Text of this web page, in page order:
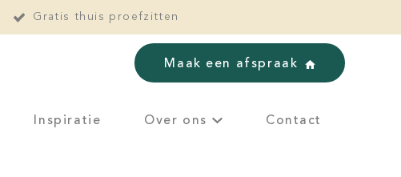
Gratis thuis proefzitten
Maak een afspraak
Inspiratie Over ons Contact